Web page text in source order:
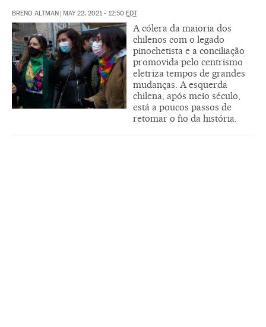
BRENO ALTMAN MAY 22, 2021 - 12:50 EDT
A cólera da maioria dos
chilenos com o legado
pinochetista e a conciliação
promovida pelo centrismo
eletriza tempos de grandes
mudanças. A esquerda
chilena, após meio século,
está a poucos passos de
retomar o fio da história.